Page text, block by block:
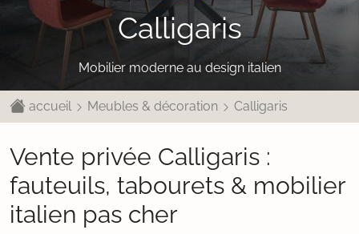
Calligaris
Mobilier moderne au design italien
accueil Meubles & décoration Calligaris
Vente privée Calligaris :
fauteuils, tabourets & mobilier
italien pas cher